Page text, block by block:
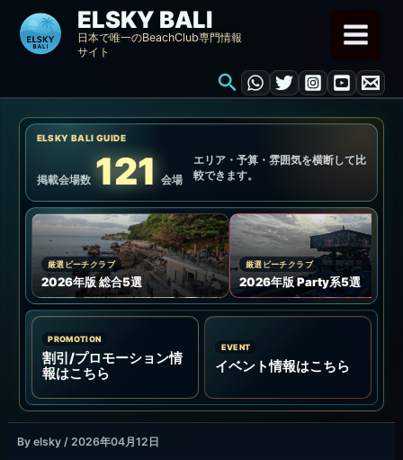
ELSKY BALI
日本で唯一のBeachClub専門情報
サイト
検
ELSKY BALI GUIDE
掲載会場数 121 会場
エリア・予算・雰囲気を横断して比
較できます。
厳選ビーチクラブ
2026年版 総合5選
厳選ビーチクラブ
2026年版 Party系5選
PROMOTION
割引/プロモーション情
報はこちら
EVENT
イベント情報はこちら
By elsky / 2026年04月12日